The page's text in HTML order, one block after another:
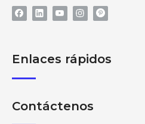
Enlaces rápidos
Contáctenos